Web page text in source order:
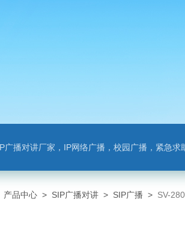
广播对讲厂家，IP网络广播，校园广播，紧急求助，IP广播对讲系
产品中心 > SIP广播对讲 > SIP广播 > SV-